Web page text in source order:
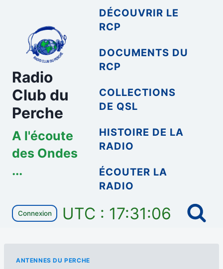
contenu
Radio
Club du
Perche
A l'écoute
des Ondes
...
DÉCOUVRIR LE
RCP
DOCUMENTS DU
RCP
COLLECTIONS
DE QSL
HISTOIRE DE LA
RADIO
ÉCOUTER LA
RADIO
Connexion UTC : 17:31:06
ANTENNES DU PERCHE